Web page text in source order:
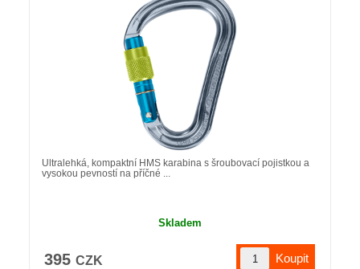
Ultralehká, kompaktní HMS karabina s šroubovací pojistkou a
vysokou pevností na příčné ...
Skladem
395 CZK